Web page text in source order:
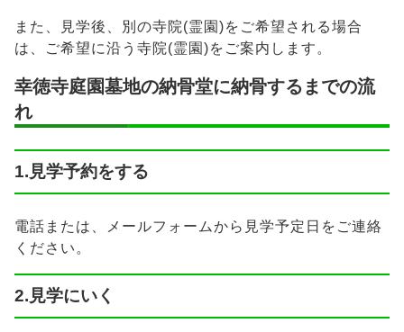
また、見学後、別の寺院(霊園)をご希望される場合
は、ご希望に沿う寺院(霊園)をご案内します。
幸徳寺庭園墓地の納骨堂に納骨するまでの流
れ
1.見学予約をする
電話または、メールフォームから見学予定日をご連絡
ください。
2.見学にいく